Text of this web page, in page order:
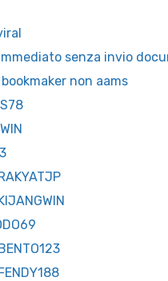
senza invio
non aams